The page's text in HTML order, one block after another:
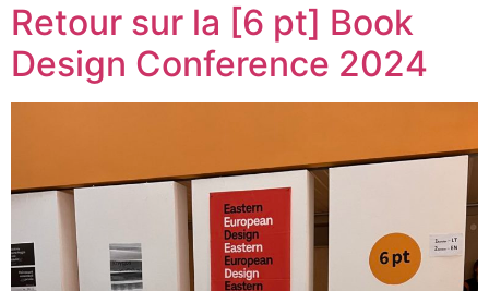
Retour sur la [6 pt] Book
Design Conference 2024